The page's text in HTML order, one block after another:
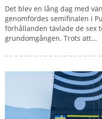
Det blev en lång dag med
genomfördes semifinalen i
förhållanden tävlade de sex
grundomgången. Trots att...